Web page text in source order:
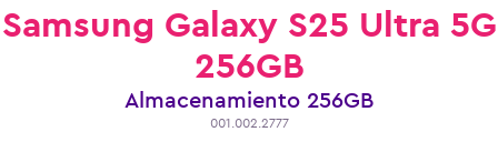
Samsung Galaxy S25 Ultra 5G
256GB
Almacenamiento 256GB
001.002.2777